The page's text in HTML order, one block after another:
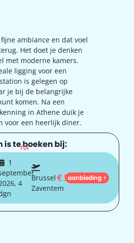
ambiance en dat voel
Het doet je denken
met moderne kamers.
ligging voor een
is gelegen op
je bij de belangrijke
komen. Na een
in Athene duik je
voor een heerlijk diner.
is te boeken bij:
TUI
1
4
Brussel
Zaventem
€ 502
aanbieding >